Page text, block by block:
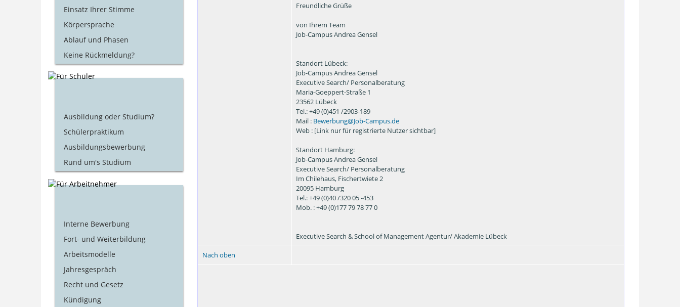
Freundliche Grüße
von Ihrem Team
Job-Campus Andrea Gensel
Standort Lübeck:
Job-Campus Andrea Gensel
Executive Search/ Personalberatung
Maria-Goeppert-Straße 1
23562 Lübeck
Tel.: +49 (0)451 /2903-189
Mail : Bewerbung@Job-Campus.de
Web : [Link nur für registrierte Nutzer sichtbar]
Standort Hamburg:
Job-Campus Andrea Gensel
Executive Search/ Personalberatung
Im Chilehaus, Fischertwiete 2
20095 Hamburg
Tel.: +49 (0)40 /320 05 -453
Mob. : +49 (0)177 79 78 77 0
Executive Search & School of Management Agentur/ Akademie Lübeck
Nach oben
Einsatz Ihrer Stimme
Körpersprache
Ablauf und Phasen
Keine Rückmeldung?
Ausbildung oder Studium?
Schülerpraktikum
Ausbildungsbewerbung
Rund um's Studium
Interne Bewerbung
Fort- und Weiterbildung
Arbeitsmodelle
Jahresgespräch
Recht und Gesetz
Kündigung